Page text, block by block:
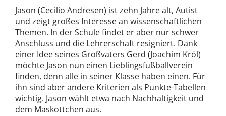
Jason (Cecilio Andresen) ist zehn Jahre alt, Autist
und zeigt großes Interesse an wissenschaftlichen
Themen. In der Schule findet er aber nur schwer
Anschluss und die Lehrerschaft resigniert. Dank
einer Idee seines Großvaters Gerd (Joachim Król)
möchte Jason nun einen Lieblingsfußballverein
finden, denn alle in seiner Klasse haben einen. Für
ihn sind aber andere Kriterien als Punkte-Tabellen
wichtig. Jason wählt etwa nach Nachhaltigkeit und
dem Maskottchen aus.